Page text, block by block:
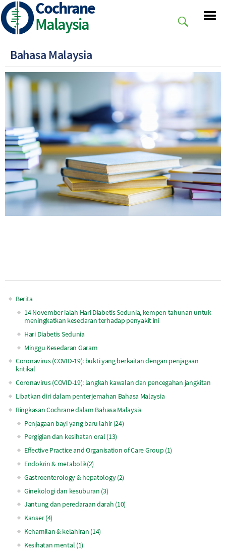
Skip
to
main
Cochrane
Malaysia
Bahasa Malaysia
Main
navigation
Berita
14 November ialah Hari Diabetis Sedunia, kempen tahunan untuk
meningkatkan kesedaran terhadap penyakit ini
Hari Diabetis Sedunia
Minggu Kesedaran Garam
Coronavirus (COVID-19): bukti yang berkaitan dengan penjagaan
kritikal
Coronavirus (COVID-19): langkah kawalan dan pencegahan jangkitan
Libatkan diri dalam penterjemahan Bahasa Malaysia
Ringkasan Cochrane dalam Bahasa Malaysia
Penjagaan bayi yang baru lahir (24)
Pergigian dan kesihatan oral (13)
Effective Practice and Organisation of Care Group (1)
Endokrin & metabolik(2)
Gastroenterology & hepatology (2)
Ginekologi dan kesuburan (3)
Jantung dan peredaraan darah (10)
Kanser (4)
Kehamilan & kelahiran (14)
Kesihatan mental (1)